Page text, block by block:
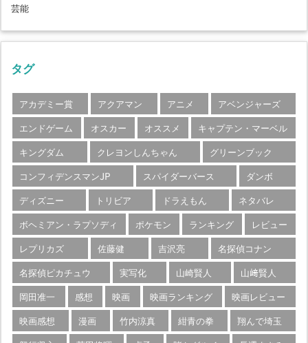
芸能
タグ
アカデミー賞 アクアマン アニメ
アベンジャーズ
エンドゲーム
オスカー オススメ
キャプテン・マーベル
キングダム
クレヨンしんちゃん
グリーンブック
コンフィデンスマンJP
スパイダーバース
ダンボ
ディズニー
トリビア ドラえもん
ネタバレ
ボヘミアン・ラプソディ
ポケモン ランキング
レビュー
レプリカズ
佐藤健 吉沢亮
名探偵コナン
名探偵ピカチュウ
実写化 山崎賢人
山﨑賢人
岡田准一
感想 映画 映画ランキング
映画レビュー
映画感想
漫画 竹内涼真 紺青の拳
翔んで埼玉